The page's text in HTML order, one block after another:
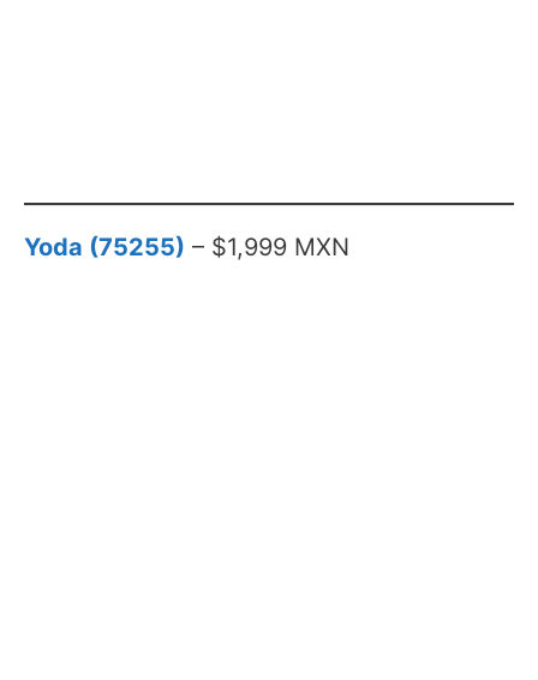
Yoda (75255) – $1,999 MXN